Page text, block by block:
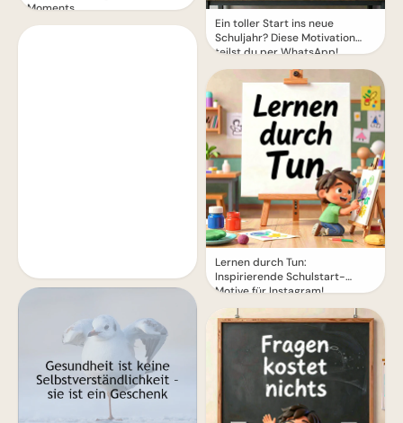
Moments
Ein toller Start ins neue
Schuljahr? Diese Motivation
teilst du per WhatsApp!
Lernen durch Tun:
Inspirierende Schulstart-
Motive für Instagram!